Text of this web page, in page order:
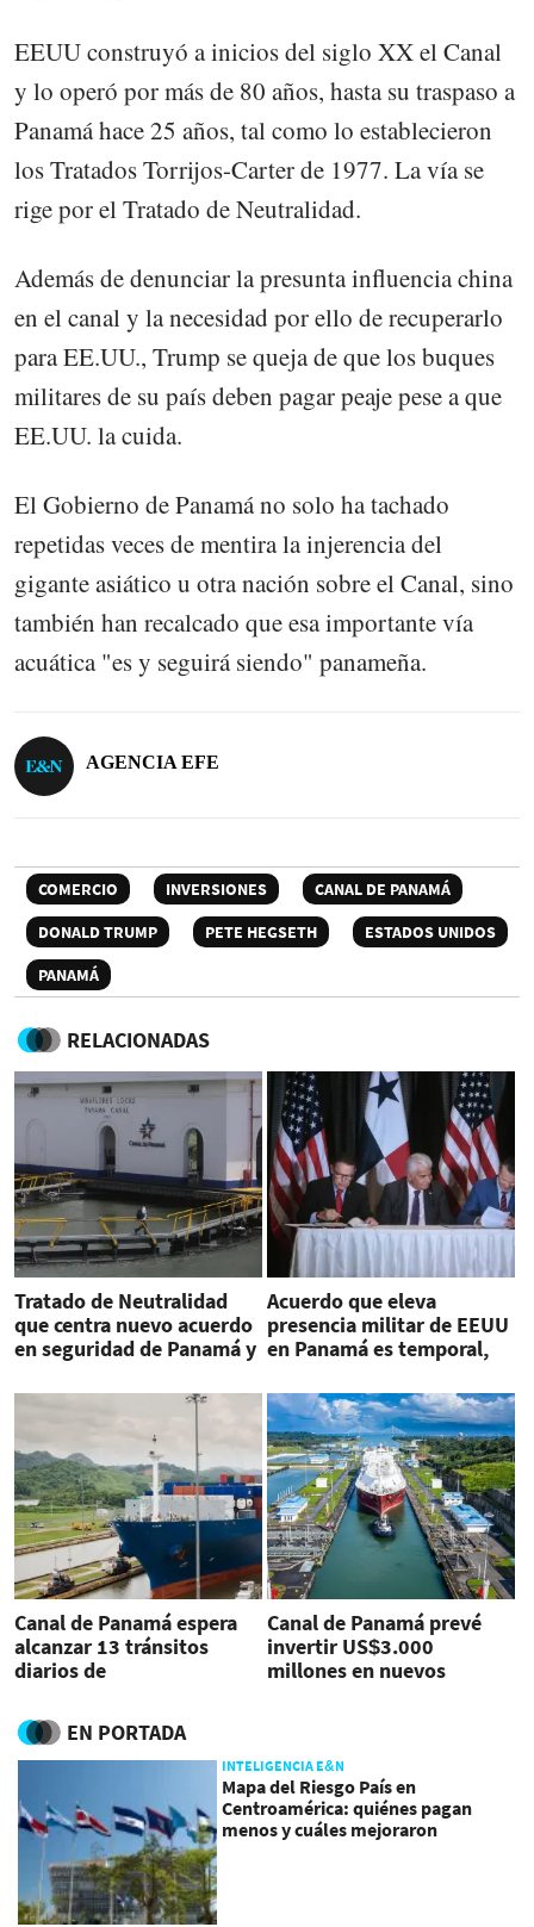
EEUU construyó a inicios del siglo XX el Canal
y lo operó por más de 80 años, hasta su traspaso a
Panamá hace 25 años, tal como lo establecieron
los Tratados Torrijos-Carter de 1977. La vía se
rige por el Tratado de Neutralidad.
Además de denunciar la presunta influencia china
en el canal y la necesidad por ello de recuperarlo
para EE.UU., Trump se queja de que los buques
militares de su país deben pagar peaje pese a que
EE.UU. la cuida.
El Gobierno de Panamá no solo ha tachado
repetidas veces de mentira la injerencia del
gigante asiático u otra nación sobre el Canal, sino
también han recalcado que esa importante vía
acuática "es y seguirá siendo" panameña.
AGENCIA EFE
COMERCIO INVERSIONES
CANAL DE PANAMÁ
DONALD TRUMP
PETE HEGSETH
ESTADOS UNIDOS
PANAMÁ
RELACIONADAS
Tratado de Neutralidad
que centra nuevo acuerdo
en seguridad de Panamá y
Acuerdo que eleva
presencia militar de EEUU
en Panamá es temporal,
Canal de Panamá espera
alcanzar 13 tránsitos
diarios de
Neopanamax
Canal de Panamá prevé
invertir US$3.000
millones en nuevos
EN PORTADA
INTELIGENCIA E&N
Mapa del Riesgo País en
Centroamérica: quiénes pagan
menos y cuáles mejoraron